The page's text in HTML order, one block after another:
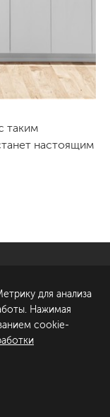
таким
настоящим
проект
для анализа
Нажимая
cookie-